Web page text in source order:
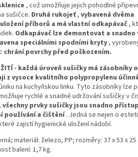
, což umožňuje jejich pohodlné
sušičce. Druhá rukojeť , vybavená dvěma
příborů a má vlastní odkapávač,
Odkapávač lze demontovat a
speciálními spodními kryty,
chrání povrchy před poškozením.
- každá úroveň sušičky má zásobníky
z vysoce kvalitního polypropylenu
na kuchyňskou linku. Tyto zásobníky lze
rychlé a snadné udržování sušičky v
všechny prvky sušičky jsou snadno
používání a čištění. Jedná se nejen o
zajistí hygienické uložení nádobí.
materiál: železo, PP; rozměry: 37 x 53 x 25
balení: 1,7 kg.